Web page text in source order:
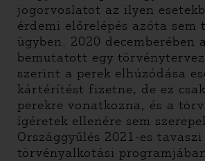
jogorvoslatot az ilyen
érdemi előrelépés azóta sem
ügyben. 2020 decemberében
bemutatott egy
szerint a perek elhúzódása
kártérítést fizetne, de ez
perekre vonatkozna, és a
ígéretek ellenére sem
Országgyűlés 2021-es tavaszi
törvényalkotási